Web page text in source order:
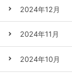
2024年12月
2024年11月
2024年10月